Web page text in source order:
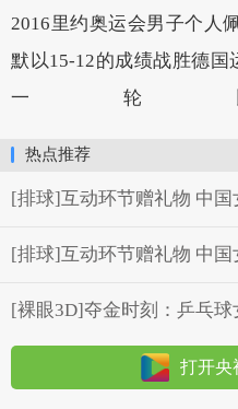
2016里约奥运会男子个人
默以15-12的成绩战胜德
一轮
热点推荐
[排球]互动环节赠礼物 中国
[排球]互动环节赠礼物 中国
[裸眼3D]夺金时刻：乒乓
打开央